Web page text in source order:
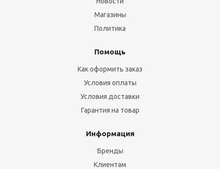
Магазины
Политика
Помощь
Как оформить заказ
Условия оплаты
Условия доставки
Гарантия на товар
Информация
Бренды
Клиентам